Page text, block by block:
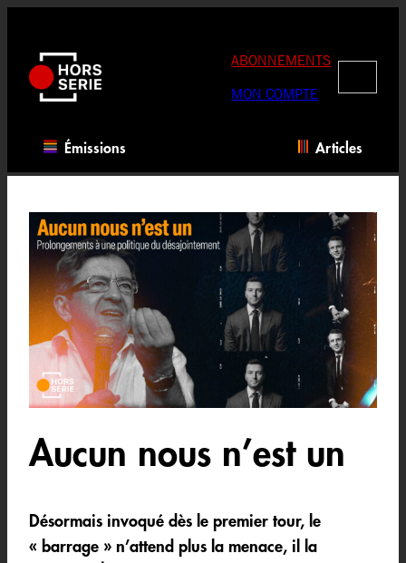
contenu
ABONNEMENTS
MON COMPTE
Émissions Articles
Aucun nous n’est un
Désormais invoqué dès le premier tour, le
« barrage » n’attend plus la menace, il la